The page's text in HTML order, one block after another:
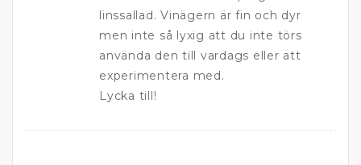
linssallad. Vinägern är fin och dyr
men inte så lyxig att du inte törs
använda den till vardags eller att
experimentera med.
Lycka till!